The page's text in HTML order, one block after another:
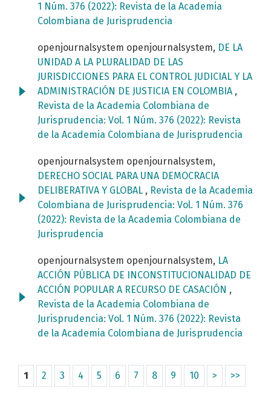
1 Núm. 376 (2022): Revista de la Academia
Colombiana de Jurisprudencia
openjournalsystem openjournalsystem, DE LA
UNIDAD A LA PLURALIDAD DE LAS
JURISDICCIONES PARA EL CONTROL JUDICIAL Y LA
ADMINISTRACIÓN DE JUSTICIA EN COLOMBIA ,
Revista de la Academia Colombiana de
Jurisprudencia: Vol. 1 Núm. 376 (2022): Revista
de la Academia Colombiana de Jurisprudencia
openjournalsystem openjournalsystem,
DERECHO SOCIAL PARA UNA DEMOCRACIA
DELIBERATIVA Y GLOBAL , Revista de la Academia
Colombiana de Jurisprudencia: Vol. 1 Núm. 376
(2022): Revista de la Academia Colombiana de
Jurisprudencia
openjournalsystem openjournalsystem, LA
ACCIÓN PÚBLICA DE INCONSTITUCIONALIDAD DE
ACCIÓN POPULAR A RECURSO DE CASACIÓN ,
Revista de la Academia Colombiana de
Jurisprudencia: Vol. 1 Núm. 376 (2022): Revista
de la Academia Colombiana de Jurisprudencia
1 2 3 4 5 6 7 8 9 10 > >>